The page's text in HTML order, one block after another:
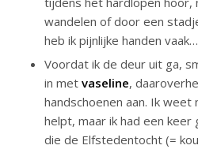
wandelen of door een
heb ik pijnlijke handen vaak…
Voordat ik de deur uit ga,
in met vaseline,
handschoenen aan. Ik
helpt, maar ik had een
die de Elfstedentocht (=